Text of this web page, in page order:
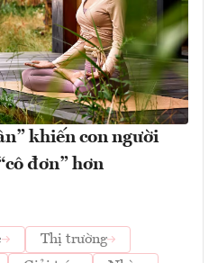
khiến con người
đơn” hơn
Thị trường